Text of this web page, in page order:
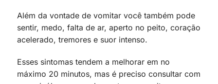
Além da vontade de vomitar você também pode
sentir, medo, falta de ar, aperto no peito, coração
acelerado, tremores e suor intenso.
Esses sintomas tendem a melhorar em no
máximo 20 minutos, mas é preciso consultar com